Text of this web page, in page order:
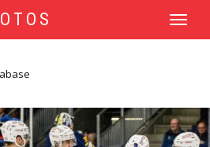
TOGGLE